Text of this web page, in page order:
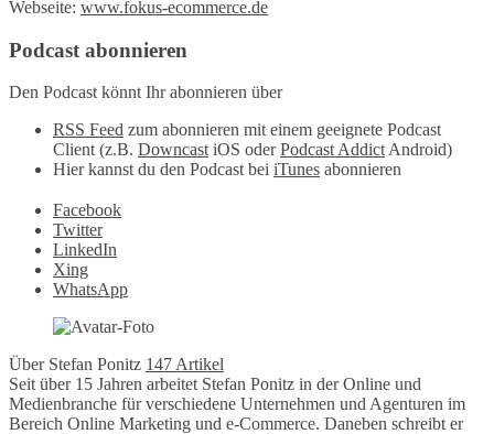
Webseite: www.fokus-ecommerce.de
Podcast abonnieren
Den Podcast könnt Ihr abonnieren über
RSS Feed zum abonnieren mit einem geeignete Podcast
Client (z.B. Downcast iOS oderPodcast Addict Android)
Hier kannst du den Podcast bei iTunes abonnieren
Facebook
Twitter
LinkedIn
Xing
WhatsApp
Über Stefan Ponitz 147 Artikel
Seit über 15 Jahren arbeitet Stefan Ponitz in der Online und
Medienbranche für verschiedene Unternehmen und Agenturen im
Bereich Online Marketing und e-Commerce. Daneben schreibt er